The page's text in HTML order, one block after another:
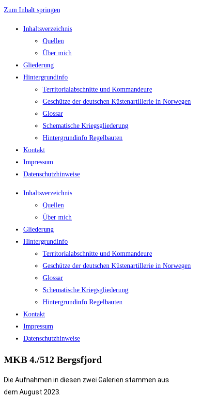
Zum Inhalt springen
Inhaltsverzeichnis
Quellen
Über mich
Gliederung
Hintergrundinfo
Territorialabschnitte und Kommandeure
Geschütze der deutschen Küstenartillerie in Norwegen
Glossar
Schematische Kriegsgliederung
Hintergrundinfo Regelbauten
Kontakt
Impressum
Datenschutzhinweise
Inhaltsverzeichnis
Quellen
Über mich
Gliederung
Hintergrundinfo
Territorialabschnitte und Kommandeure
Geschütze der deutschen Küstenartillerie in Norwegen
Glossar
Schematische Kriegsgliederung
Hintergrundinfo Regelbauten
Kontakt
Impressum
Datenschutzhinweise
MKB 4./512 Bergsfjord
Die Aufnahmen in diesen zwei Galerien stammen aus
dem August 2023.